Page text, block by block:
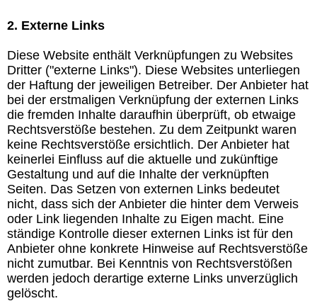
2. Externe Links
Diese Website enthält Verknüpfungen zu Websites
Dritter ("externe Links"). Diese Websites unterliegen
der Haftung der jeweiligen Betreiber. Der Anbieter hat
bei der erstmaligen Verknüpfung der externen Links
die fremden Inhalte daraufhin überprüft, ob etwaige
Rechtsverstöße bestehen. Zu dem Zeitpunkt waren
keine Rechtsverstöße ersichtlich. Der Anbieter hat
keinerlei Einfluss auf die aktuelle und zukünftige
Gestaltung und auf die Inhalte der verknüpften
Seiten. Das Setzen von externen Links bedeutet
nicht, dass sich der Anbieter die hinter dem Verweis
oder Link liegenden Inhalte zu Eigen macht. Eine
ständige Kontrolle dieser externen Links ist für den
Anbieter ohne konkrete Hinweise auf Rechtsverstöße
nicht zumutbar. Bei Kenntnis von Rechtsverstößen
werden jedoch derartige externe Links unverzüglich
gelöscht.